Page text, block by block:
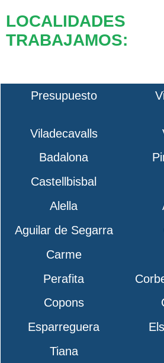
TRABAJAMOS:
Presupuesto
Viladecavalls
Badalona
Castellbisbal
Alella
Aguilar de Segarra
Carme
Perafita
Copons
Esparreguera
Tiana